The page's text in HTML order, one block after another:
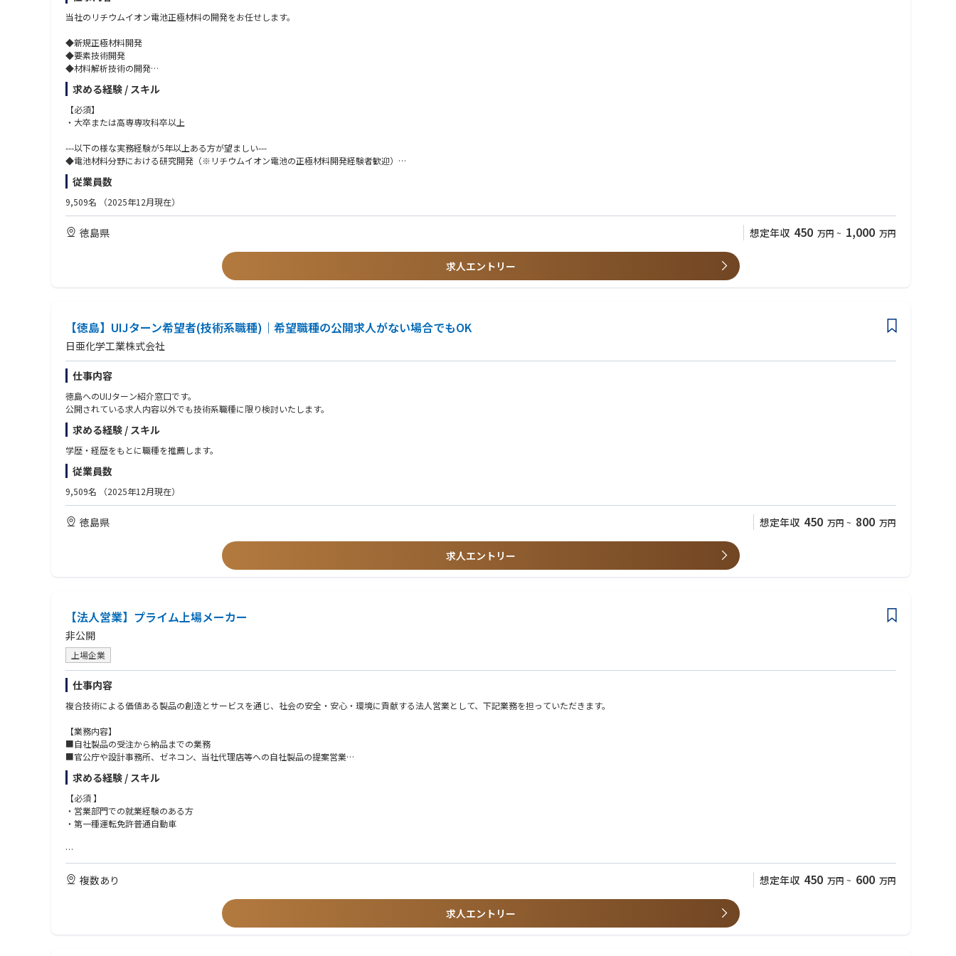
当社のリチウムイオン電池正極材料の開発をお任せします。
◆新規正極材料開発
◆要素技術開発
◆材料解析技術の開発
◆試作セルを用いた電池測定評価
◆電池材料評価技術開発
求める経験 / スキル
【必須】
・大卒または高専専攻科卒以上
---以下の様な実務経験が5年以上ある方が望ましい---
◆電池材料分野における研究開発（※リチウムイオン電池の正極材料開発経験者歓迎）
◆無機粉体の研究開発
◆無機系材料、セラミックス材料の研究開発
◆リチウムイオン電池及び電池設計の知識を持った人、業務に携わったことのある人
従業員数
9,509名 （2025年12月現在）
徳島県 想定年収 450 万円 ~ 1,000 万円
求人エントリー
【徳島】UIJターン希望者(技術系職種)｜希望職種の公開求人がない場合でもOK
日亜化学工業株式会社
仕事内容
徳島へのUIJターン紹介窓口です。
公開されている求人内容以外でも技術系職種に限り検討いたします。
求める経験 / スキル
学歴・経歴をもとに職種を推薦します。
従業員数
9,509名 （2025年12月現在）
徳島県 想定年収 450 万円 ~ 800 万円
求人エントリー
【法人営業】プライム上場メーカー
非公開
上場企業
仕事内容
複合技術による価値ある製品の創造とサービスを通じ、社会の安全・安心・環境に貢献する法人営業として、下記業務を担っていただきます。
【業務内容】
■自社製品の受注から納品までの業務
■官公庁や設計事務所、ゼネコン、当社代理店等への自社製品の提案営業
【詳細】
道路の付属物である標識・電子表示板等の交通安全製品や歩道の転落防止柵・橋の欄干等の景観製品について、施主（工事発注者）となる役所や工事を設計する土木設計事務所へ自社製品の提案営業を通じて、販売店
との協業による製品受注までの営業活動を行う仕事になります。
求める経験 / スキル
【必須 】
・営業部門での就業経験のある方
・第一種運転免許普通自動車
【歓迎】
・官庁への営業経験のある方
・土木・建築商材メーカーや建材商社での就業経験のある方
複数あり 想定年収 450 万円 ~ 600 万円
求人エントリー